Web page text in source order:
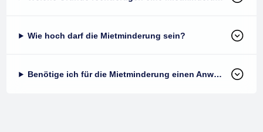
Wie hoch darf die Mietminderung sein?
Benötige ich für die Mietminderung einen Anwalt?